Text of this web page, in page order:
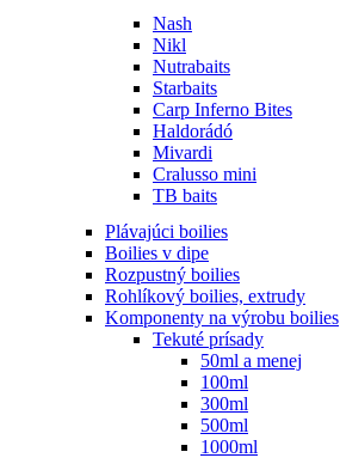
Nash
Nikl
Nutrabaits
Starbaits
Carp Inferno Bites
Haldorádó
Mivardi
Cralusso mini
TB baits
Plávajúci boilies
Boilies v dipe
Rozpustný boilies
Rohlíkový boilies, extrudy
Komponenty na výrobu boilies
Tekuté prísady
50ml a menej
100ml
300ml
500ml
1000ml